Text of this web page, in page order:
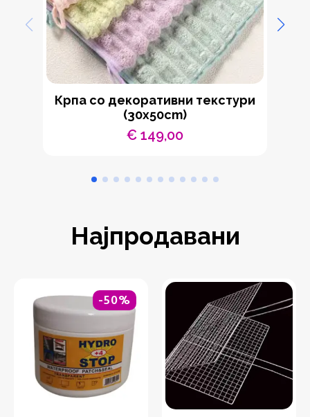
Крпа со декоративни текстури
(30x50cm)
€ 149,00
Најпродавани
-50%